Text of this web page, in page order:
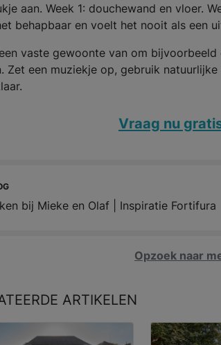
aan. Week 1: douchewand en vloer.
behapbaar en voelt het nooit als een
vaste gewoonte van om
Zet een muziekje op, gebruik
Vraag nu
bij Mieke en Olaf | Inspiratie Fortifura
Opzoek naar
ARTIKELEN